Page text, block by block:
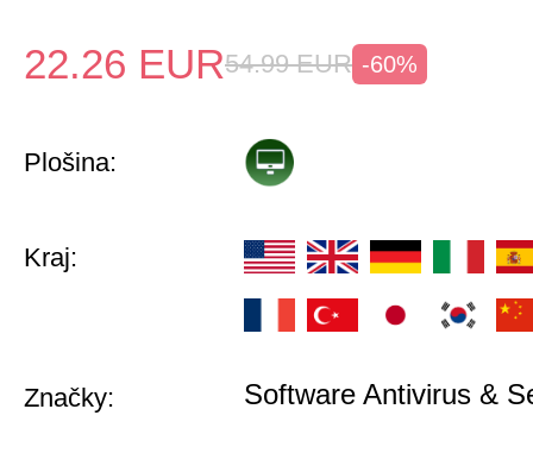
22.26 EUR54.99 EUR -60%
Plošina:
Kraj:
Značky: Software Antivirus &